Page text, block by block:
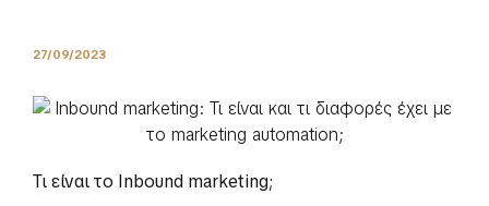
27/09/2023
Τι είναι το Inbound marketing;